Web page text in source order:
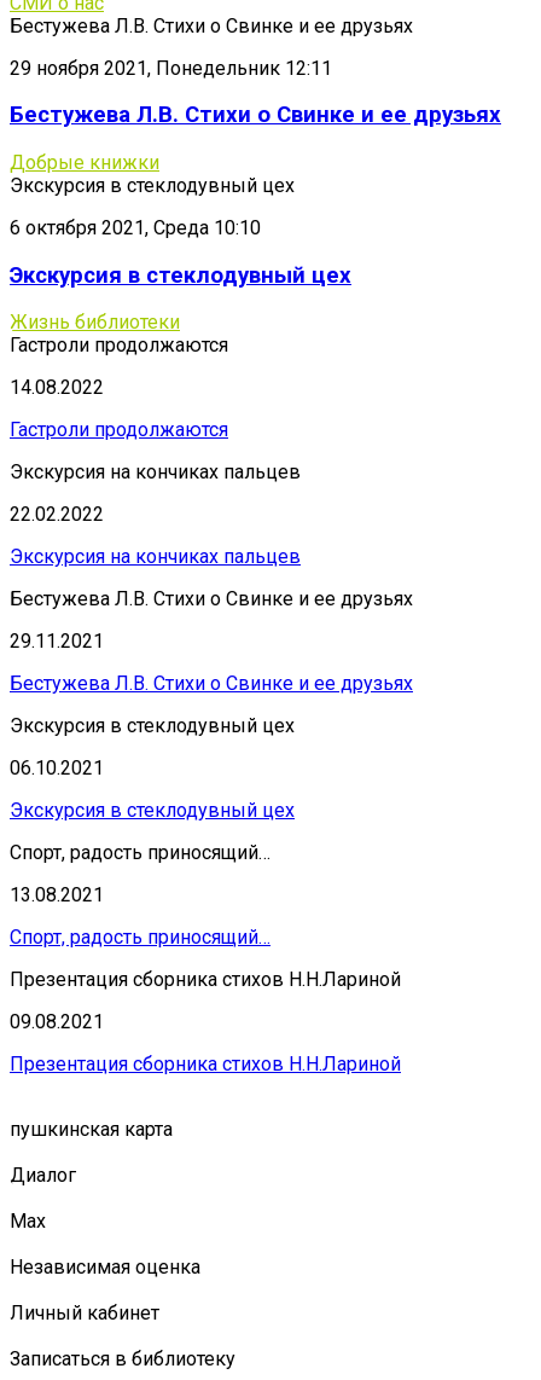
Бестужева Л.В. Стихи о Свинке и ее друзьях
29 ноября 2021, Понедельник 12:11
Бестужева Л.В. Стихи о Свинке и ее друзьях
Добрые книжки
Экскурсия в стеклодувный цех
6 октября 2021, Среда 10:10
Экскурсия в стеклодувный цех
Жизнь библиотеки
Гастроли продолжаются
14.08.2022
Гастроли продолжаются
Экскурсия на кончиках пальцев
22.02.2022
Экскурсия на кончиках пальцев
Бестужева Л.В. Стихи о Свинке и ее друзьях
29.11.2021
Бестужева Л.В. Стихи о Свинке и ее друзьях
Экскурсия в стеклодувный цех
06.10.2021
Экскурсия в стеклодувный цех
Спорт, радость приносящий…
13.08.2021
Спорт, радость приносящий…
Презентация сборника стихов Н.Н.Лариной
09.08.2021
Презентация сборника стихов Н.Н.Лариной
пушкинская карта
Диалог
Мах
Независимая оценка
Личный кабинет
Записаться в библиотеку